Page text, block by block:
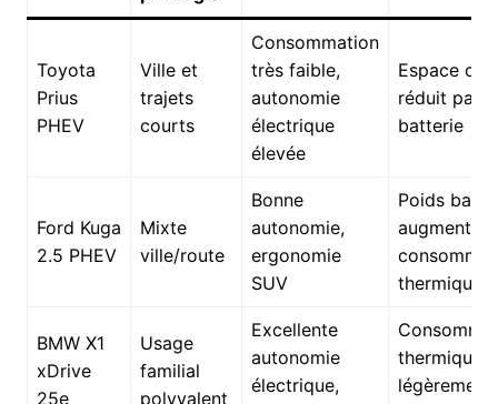
Toyota
Prius
PHEV
Ville et
trajets
courts
Consommation
très faible,
autonomie
électrique
élevée
Espace
réduit par
batterie
Ford Kuga
2.5 PHEV
Mixte
ville/route
Bonne
autonomie,
ergonomie
SUV
Poids
thermique
BMW X1
xDrive
25e
Usage
familial
polyvalent
Excellente
autonomie
électrique,
thermique
légèrement